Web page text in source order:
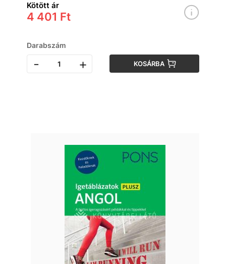
Kötött ár
4 401 Ft
Darabszám
- + KOSÁRBA